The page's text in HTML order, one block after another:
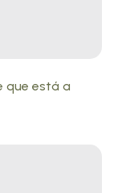
que está a